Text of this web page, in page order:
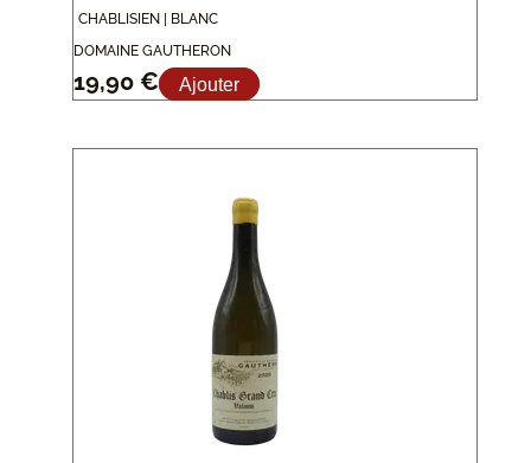
CHABLISIEN | BLANC
DOMAINE GAUTHERON
19,90 € Ajouter